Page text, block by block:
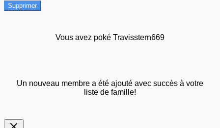
Supprimer
Vous avez poké Travisstern669
Un nouveau membre a été ajouté avec succès à votre
liste de famille!